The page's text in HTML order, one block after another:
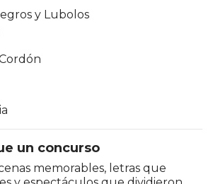
y Lubolos
un concurso
memorables, letras que